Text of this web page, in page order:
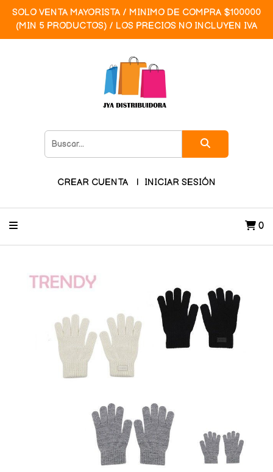
SOLO VENTA MAYORISTA / MINIMO DE COMPRA $100000
(MIN 5 PRODUCTOS) / LOS PRECIOS NO INCLUYEN IVA
CREAR CUENTA INICIAR SESIÓN
0